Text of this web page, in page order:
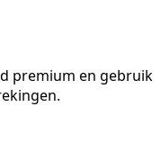
premium en gebruik